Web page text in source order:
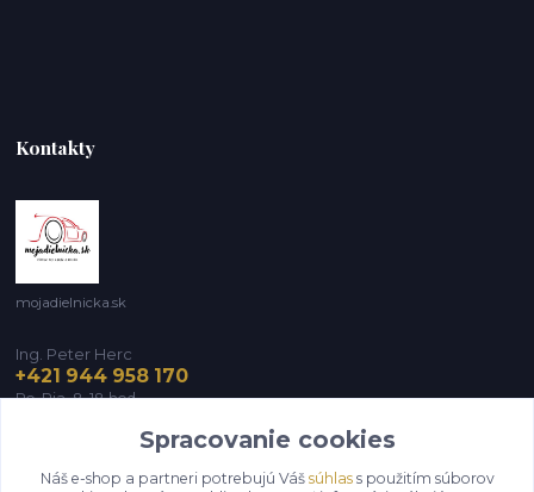
Kontakty
mojadielnicka.sk
Ing. Peter Herc
+421 944 958 170
Po-Pia, 8-18 hod.
infomojadielnicka@gmail.com
Spracovanie cookies
Náš e-shop a partneri potrebujú Váš súhlass použitím súborov